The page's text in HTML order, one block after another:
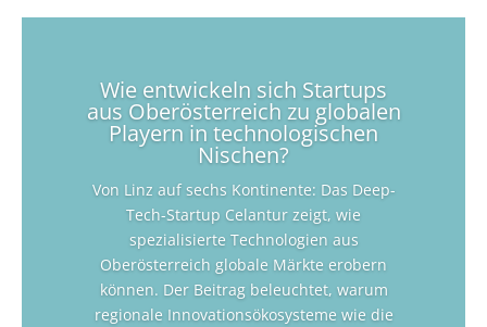
Wie entwickeln sich Startups
aus Oberösterreich zu globalen
Playern in technologischen
Nischen?
Von Linz auf sechs Kontinente: Das Deep-
Tech-Startup Celantur zeigt, wie
spezialisierte Technologien aus
Oberösterreich globale Märkte erobern
können. Der Beitrag beleuchtet, warum
regionale Innovationsökosysteme wie die